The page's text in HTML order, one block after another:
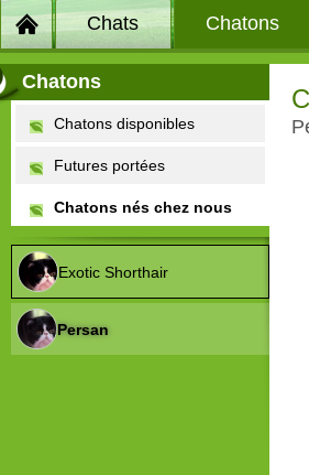
Chats Chatons
Chatons
Chatons disponibles
Futures portées
Chatons nés chez nous
Exotic Shorthair
Persan